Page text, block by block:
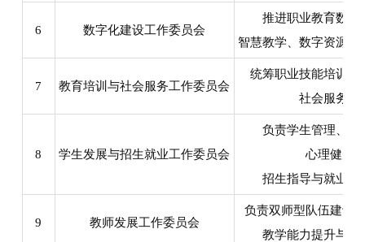
6 数字化建设工作委员会
推进职业教育数字
智慧教学、数字资源与
7 教育培训与社会服务工作委员会
统筹职业技能培训、
社会服务等
8 学生发展与招生就业工作委员会
负责学生管理、生
心理健康
招生指导与就业创
9 教师发展工作委员会
负责双师型队伍建设
教学能力提升与教